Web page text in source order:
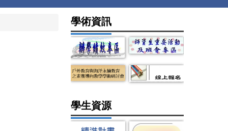
學術資訊
學生資源